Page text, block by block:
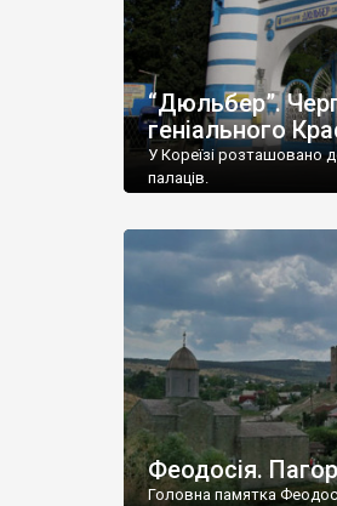
“Дюльбер”.
геніального
У Кореїзі розташовано
палаців.
Феодосія.
Головна памятка